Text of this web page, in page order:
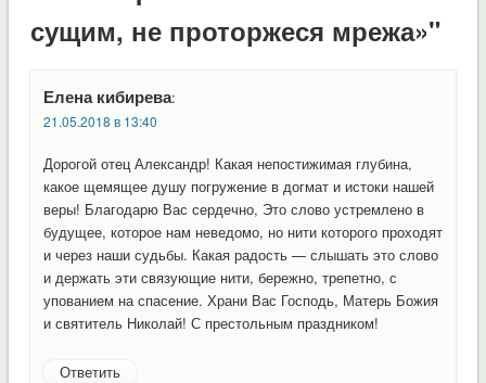
сущим, не проторжеся мрежа»"
Елена кибирева:
21.05.2018 в 13:40
Дорогой отец Александр! Какая непостижимая глубина,
какое щемящее душу погружение в догмат и истоки нашей
веры! Благодарю Вас сердечно, Это слово устремлено в
будущее, которое нам неведомо, но нити которого проходят
и через наши судьбы. Какая радость — слышать это слово
и держать эти связующие нити, бережно, трепетно, с
упованием на спасение. Храни Вас Господь, Матерь Божия
и святитель Николай! С престольным праздником!
Ответить